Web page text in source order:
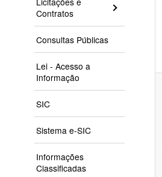
Contratos
Consultas Públicas
Lei - Acesso a
Informação
SIC
Sistema e-SIC
Informações
Classificadas